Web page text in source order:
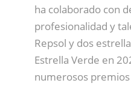
ha colaborado con
profesionalidad y
Repsol y dos
Estrella Verde en
numerosos